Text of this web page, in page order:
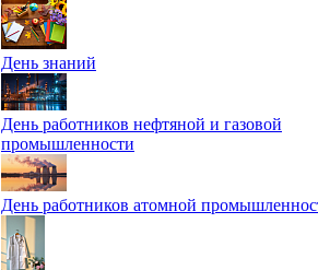
День знаний
День работников нефтяной и газовой
промышленности
День работников атомной